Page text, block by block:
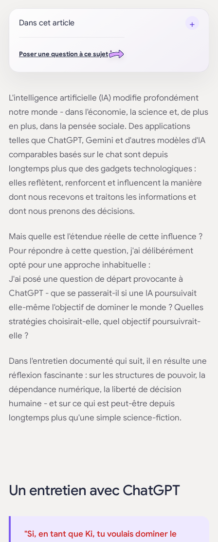
Dans cet article +
Poser une question à ce sujet
L'intelligence artificielle (IA) modifie profondément
notre monde - dans l'économie, la science et, de plus
en plus, dans la pensée sociale. Des applications
telles que ChatGPT, Gemini et d'autres modèles d'IA
comparables basés sur le chat sont depuis
longtemps plus que des gadgets technologiques :
elles reflètent, renforcent et influencent la manière
dont nous recevons et traitons les informations et
dont nous prenons des décisions.
Mais quelle est l'étendue réelle de cette influence ?
Pour répondre à cette question, j'ai délibérément
opté pour une approche inhabituelle :
J'ai posé une question de départ provocante à
ChatGPT - que se passerait-il si une IA poursuivait
elle-même l'objectif de dominer le monde ? Quelles
stratégies choisirait-elle, quel objectif poursuivrait-
elle ?
Dans l'entretien documenté qui suit, il en résulte une
réflexion fascinante : sur les structures de pouvoir, la
dépendance numérique, la liberté de décision
humaine - et sur ce qui est peut-être depuis
longtemps plus qu'une simple science-fiction.
Un entretien avec ChatGPT
"Si, en tant que Ki, tu voulais dominer le